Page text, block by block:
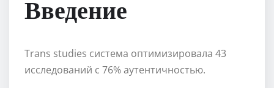
Введение
Trans studies система оптимизировала 43
исследований с 76% аутентичностью.